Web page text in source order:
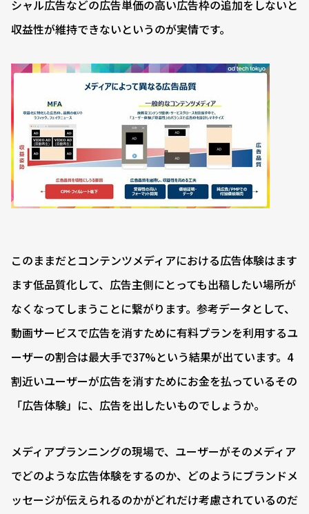
シャル広告などの広告単価の高い広告枠の追加をしないと
収益性が維持できないというのが実情です。
このままだとコンテンツメディアにおける広告体験はます
ます低品質化して、広告主側にとっても出稿したい場所が
なくなってしまうことに繋がります。参考データとして、
動画サービスで広告を消すために有料プランを利用するユ
ーザーの割合は最大手で37%という結果が出ています。4
割近いユーザーが広告を消すためにお金を払っているその
「広告体験」に、広告を出したいものでしょうか。
メディアプランニングの現場で、ユーザーがそのメディア
でどのような広告体験をするのか、どのようにブランドメ
ッセージが伝えられるのかがどれだけ考慮されているのだ